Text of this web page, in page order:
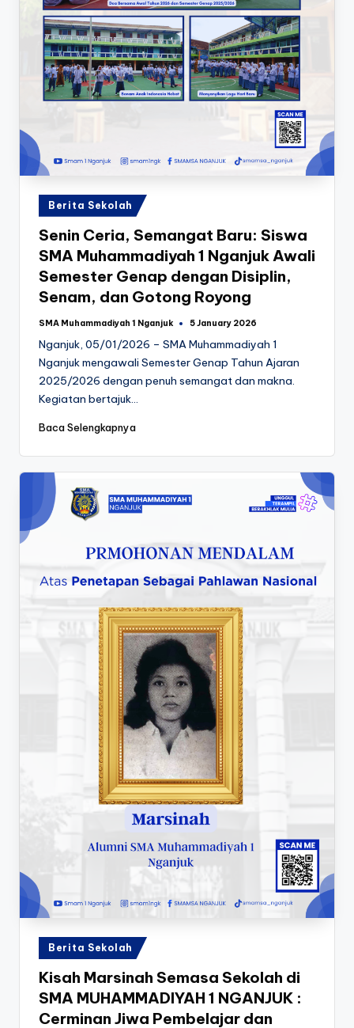
Posted
in
Berita Sekolah
Senin Ceria, Semangat Baru: Siswa
SMA Muhammadiyah 1 Nganjuk Awali
Semester Genap dengan Disiplin,
Senam, dan Gotong Royong
Posted
SMA Muhammadiyah 1 Nganjuk 5 January 2026
Nganjuk, 05/01/2026 – SMA Muhammadiyah 1
Nganjuk mengawali Semester Genap Tahun Ajaran
2025/2026 dengan penuh semangat dan makna.
Kegiatan bertajuk…
Baca Selengkapnya
Posted
in
Berita Sekolah
Kisah Marsinah Semasa Sekolah di
SMA MUHAMMADIYAH 1 NGANJUK :
Cerminan Jiwa Pembelajar dan